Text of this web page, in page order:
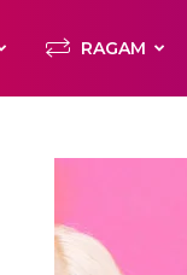
RAGAM